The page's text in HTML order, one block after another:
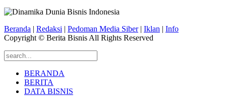
Beranda | Redaksi | Pedoman Media Siber| Iklan | Info
Copyright © Berita Bisnis All Rights Reserved
BERANDA
BERITA
DATA BISNIS